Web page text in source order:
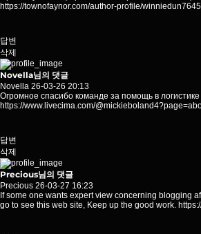
https://townofaynor.com/author-profile/
답변
삭제
Novella님의 댓글
Novella 26-03-26 20:13
Огромное спасибо команде за помощь в логистике
https://www.livecima.com/
답변
삭제
Precious님의 댓글
Precious 26-03-27 16:23
If some one wants expert view concerning blogging
go to see this web site, Keep up the good work.